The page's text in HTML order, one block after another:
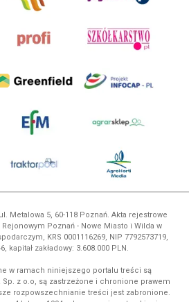
Metalowa 5, 60-118 Poznań. Akta rejestrowe
Poznań - Nowe Miasto i Wilda w
KRS 0001116269, NIP 7792573719,
kapitał zakładowy: 3.608.000 PLN.
w ramach niniejszego portalu treści są
Sp. z o.o, są zastrzeżone i chronione prawem
rozpowszechnianie treści jest zabronione.